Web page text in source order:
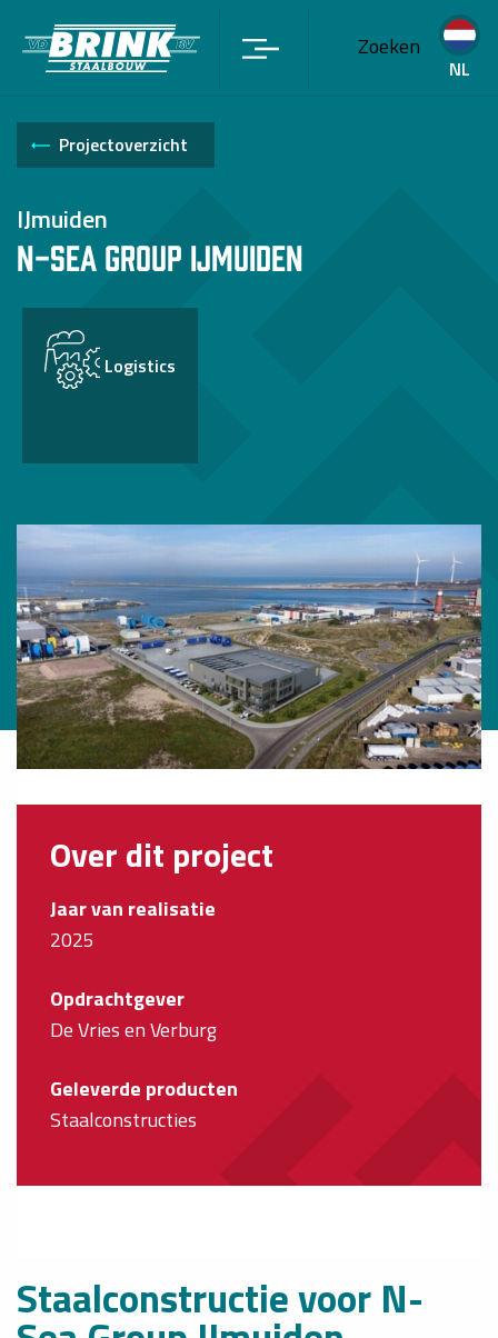
Zoeken
NL
Projectoverzicht
IJmuiden
N-Sea Group IJmuiden
Logistics
Over dit project
Jaar van realisatie
2025
Opdrachtgever
De Vries en Verburg
Geleverde producten
Staalconstructies
Staalconstructie voor N-